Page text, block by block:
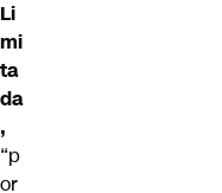
Li
mi
ta
da
,
“p
or